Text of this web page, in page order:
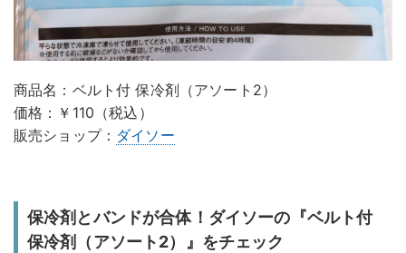
商品名：ベルト付 保冷剤（アソート2）
価格：￥110（税込）
販売ショップ： ダイソー
保冷剤とバンドが合体！ダイソーの『ベルト付
保冷剤（アソート2）』をチェック